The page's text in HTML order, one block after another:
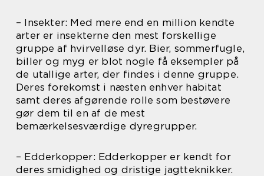
– Insekter: Med mere end en million kendte
arter er insekterne den mest forskellige
gruppe af hvirvelløse dyr. Bier, sommerfugle,
biller og myg er blot nogle få eksempler på
de utallige arter, der findes i denne gruppe.
Deres forekomst i næsten enhver habitat
samt deres afgørende rolle som bestøvere
gør dem til en af de mest
bemærkelsesværdige dyregrupper.
– Edderkopper: Edderkopper er kendt for
deres smidighed og dristige jagtteknikker.